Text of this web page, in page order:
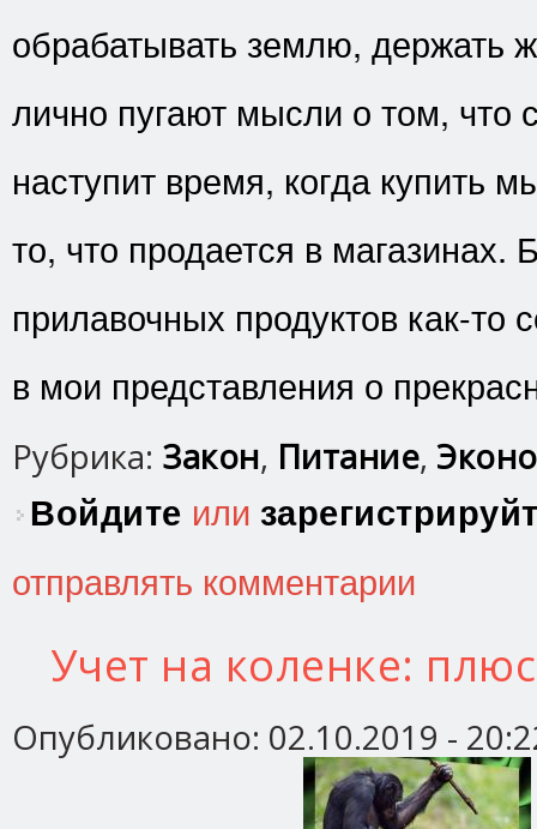
обрабатывать землю, держать
лично пугают мысли о том, что
наступит время, когда купить
то, что продается в магазинах.
прилавочных продуктов как-то
в мои представления о
Рубрика: Закон, Питание,
Войдите или
отправлять комментарии
Учет на коленке:
Опубликовано: 02.10.2019 -